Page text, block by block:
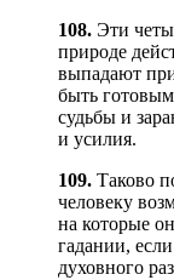
108. Эти
природе
выпадают при
быть
судьбы и
и усилия.
109. Таково
человеку
на которые
гадании,
духовного